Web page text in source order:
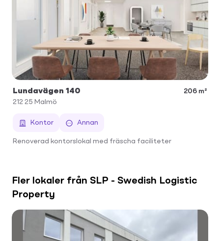
Lundavägen 140
206 m²
212 25 Malmö
Kontor Annan
Renoverad kontorslokal med fräscha faciliteter
Fler lokaler från SLP - Swedish Logistic
Property